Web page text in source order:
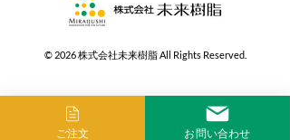
© 2026 株式会社未来樹脂 All Rights Reserved.
ご注文 お問い合わせ